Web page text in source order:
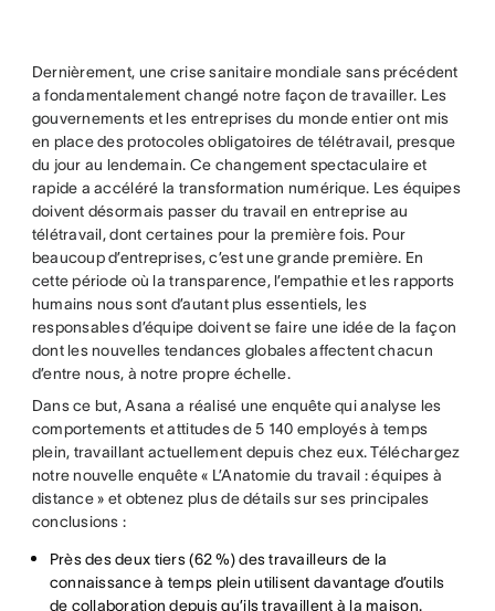
Dernièrement, une crise sanitaire mondiale sans précédent
a fondamentalement changé notre façon de travailler. Les
gouvernements et les entreprises du monde entier ont mis
en place des protocoles obligatoires de télétravail, presque
du jour au lendemain. Ce changement spectaculaire et
rapide a accéléré la transformation numérique. Les équipes
doivent désormais passer du travail en entreprise au
télétravail, dont certaines pour la première fois. Pour
beaucoup d’entreprises, c’est une grande première. En
cette période où la transparence, l’empathie et les rapports
humains nous sont d’autant plus essentiels, les
responsables d’équipe doivent se faire une idée de la façon
dont les nouvelles tendances globales affectent chacun
d’entre nous, à notre propre échelle.
Dans ce but, Asana a réalisé une enquête qui analyse les
comportements et attitudes de 5 140 employés à temps
plein, travaillant actuellement depuis chez eux. Téléchargez
notre nouvelle enquête « L’Anatomie du travail : équipes à
distance » et obtenez plus de détails sur ses principales
conclusions :
Près des deux tiers (62 %) des travailleurs de la
connaissance à temps plein utilisent davantage d’outils
de collaboration depuis qu’ils travaillent à la maison.